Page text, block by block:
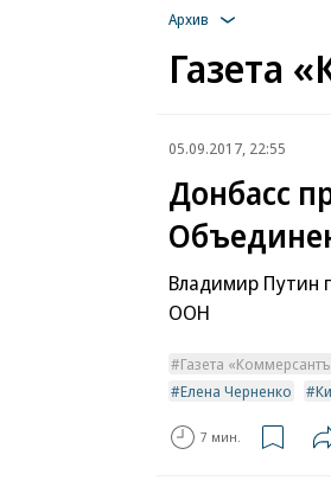
Архив
Газета
05.09.2017, 22:55
Донбасс
Владимир Путин
ООН
Газета
Елена Черненко
7 мин.